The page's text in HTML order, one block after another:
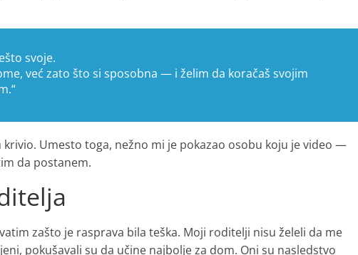
svoje.
već zato što si sposobna — i želim da koračaš svojim
Umesto toga, nežno mi je pokazao osobu koju je video —
da postanem.
zašto je rasprava bila teška. Moji roditelji nisu želeli da me
pokušavali su da učine najbolje za dom. Oni su nasledstvo